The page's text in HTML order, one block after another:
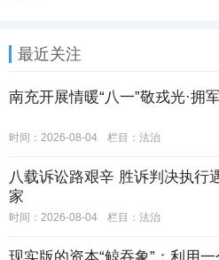
最近关注
南充开展情暖“八一”敬戎光·拥
时间：2026-08-04 栏目： 法治
八载诉讼路艰辛 胜诉判决执行
家
时间：2026-08-04 栏目： 法治